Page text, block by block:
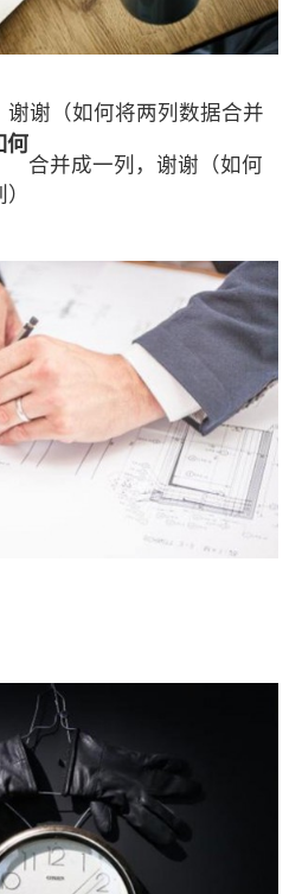
谢谢（如何将两列数据合并
何
合并成一列，谢谢（如何